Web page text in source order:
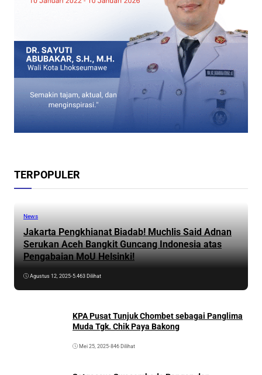
TERPOPULER
News
Jakarta Pengkhianat Biadab! Muchlis Said Adnan
Serukan Aceh Bangkit Guncang Indonesia atas
Pengabaian MoU Helsinki!
Agustus 12, 2025•5.463 Dilihat
KPA Pusat Tunjuk Chombet sebagai Panglima
Muda Tgk. Chik Paya Bakong
Mei 25, 2025•846 Dilihat